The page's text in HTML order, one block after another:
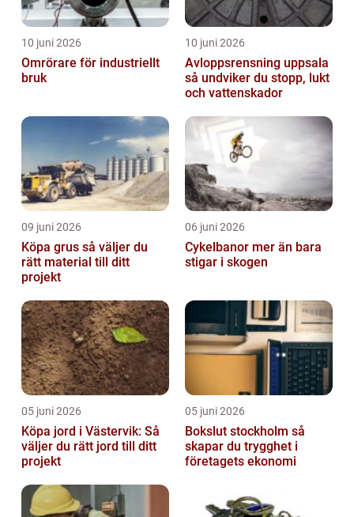
10 juni 2026
Omrörare för industriellt
bruk
10 juni 2026
Avloppsrensning uppsala
så undviker du stopp, lukt
och vattenskador
09 juni 2026
Köpa grus så väljer du
rätt material till ditt
projekt
06 juni 2026
Cykelbanor mer än bara
stigar i skogen
05 juni 2026
Köpa jord i Västervik: Så
väljer du rätt jord till ditt
projekt
05 juni 2026
Bokslut stockholm så
skapar du trygghet i
företagets ekonomi